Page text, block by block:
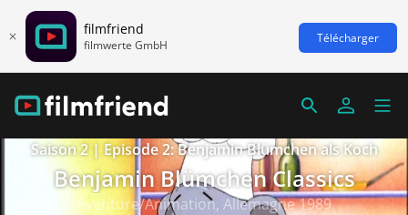
filmfriend
filmwerte GmbH Télécharger
Saison 2 | Episode 2: Benjamin Blümchen als Koch
Benjamin Blümchen Classics
Aventure/Animation, Allemagne 1989